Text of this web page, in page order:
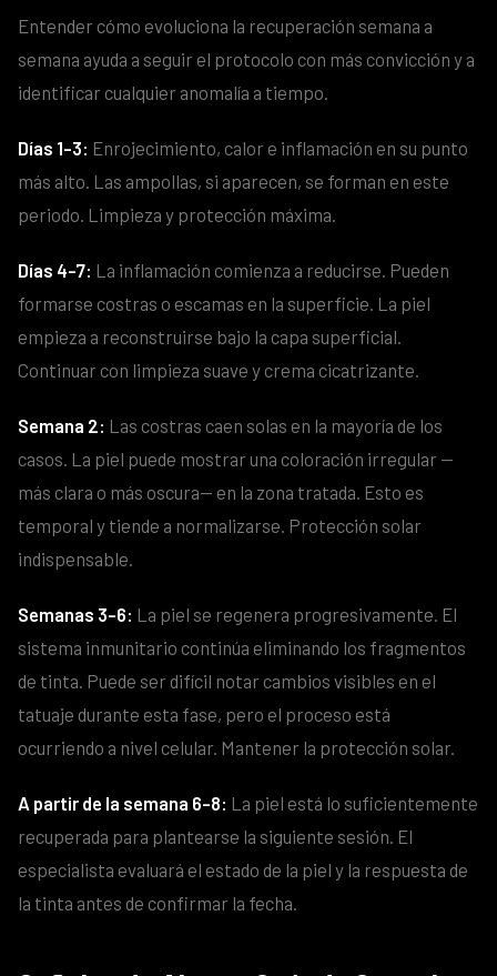
Entender cómo evoluciona la recuperación semana a
semana ayuda a seguir el protocolo con más convicción y a
identificar cualquier anomalía a tiempo.
Días 1-3: Enrojecimiento, calor e inflamación en su punto
más alto. Las ampollas, si aparecen, se forman en este
periodo. Limpieza y protección máxima.
Días 4-7: La inflamación comienza a reducirse. Pueden
formarse costras o escamas en la superficie. La piel
empieza a reconstruirse bajo la capa superficial.
Continuar con limpieza suave y crema cicatrizante.
Semana 2: Las costras caen solas en la mayoría de los
casos. La piel puede mostrar una coloración irregular —
más clara o más oscura— en la zona tratada. Esto es
temporal y tiende a normalizarse. Protección solar
indispensable.
Semanas 3-6: La piel se regenera progresivamente. El
sistema inmunitario continúa eliminando los fragmentos
de tinta. Puede ser difícil notar cambios visibles en el
tatuaje durante esta fase, pero el proceso está
ocurriendo a nivel celular. Mantener la protección solar.
A partir de la semana 6-8: La piel está lo suficientemente
recuperada para plantearse la siguiente sesión. El
especialista evaluará el estado de la piel y la respuesta de
la tinta antes de confirmar la fecha.